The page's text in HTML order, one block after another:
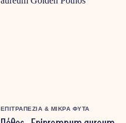
ΕΠΙΤΡΑΠΕΖΙΑ & MΙΚΡΑ ΦΥΤΑ